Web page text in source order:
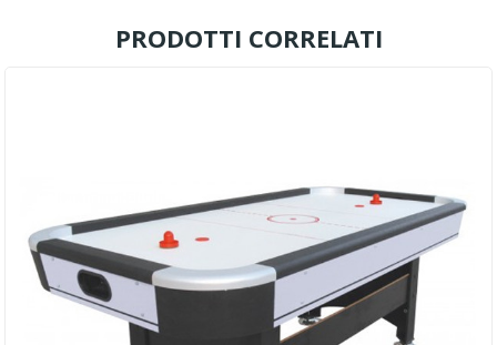
PRODOTTI CORRELATI